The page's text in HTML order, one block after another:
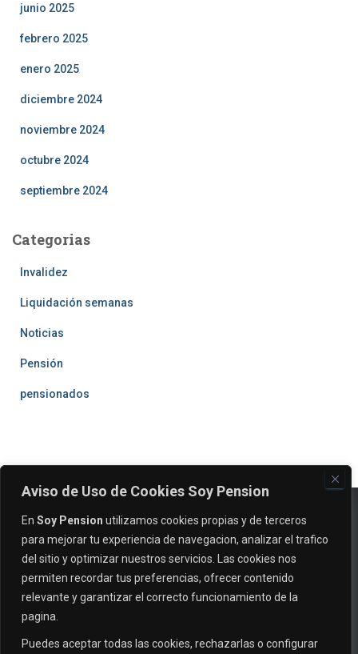
Aviso de Uso de Cookies Soy Pension
En Soy Pension utilizamos cookies propias y de terceros
para mejorar tu experiencia de navegacion, analizar el trafico
del sitio y optimizar nuestros servicios. Las cookies nos
permiten recordar tus preferencias, ofrecer contenido
relevante y garantizar el correcto funcionamiento de la
pagina.
Puedes aceptar todas las cookies, rechazarlas o configurar
junio 2025
febrero 2025
enero 2025
diciembre 2024
noviembre 2024
octubre 2024
septiembre 2024
Categorias
Invalidez
Liquidación semanas
Noticias
Pensión
pensionados